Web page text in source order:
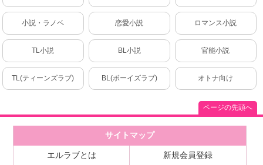
小説・ラノベ 恋愛小説 ロマンス小説
TL小説 BL小説 官能小説
TL(ティーンズラブ) BL(ボーイズラブ) オトナ向け
ページの先頭へ
サイトマップ
エルラブとは 新規会員登録